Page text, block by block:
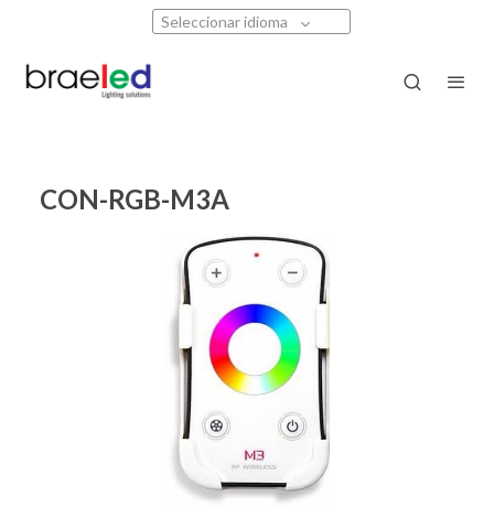
Seleccionar idioma
CON-RGB-M3A